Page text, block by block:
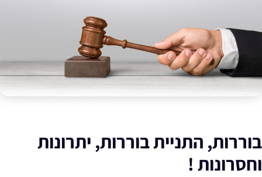
בוררות, התניית בוררות, יתרונות
וחסרונות !